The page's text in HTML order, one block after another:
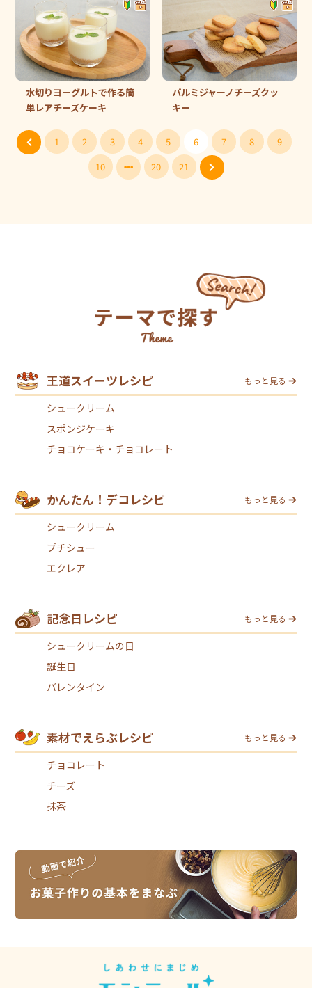
水切りヨーグルトで作る簡
単レアチーズケーキ
パルミジャーノチーズクッ
キー
1 2 3 4 5 6 7 8
9
10
20 21
王道スイーツレシピ もっと見る
シュークリーム
スポンジケーキ
チョコケーキ・チョコレート
かんたん！デコレシピ もっと見る
シュークリーム
プチシュー
エクレア
記念日レシピ もっと見る
シュークリームの日
誕生日
バレンタイン
素材でえらぶレシピ もっと見る
チョコレート
チーズ
抹茶